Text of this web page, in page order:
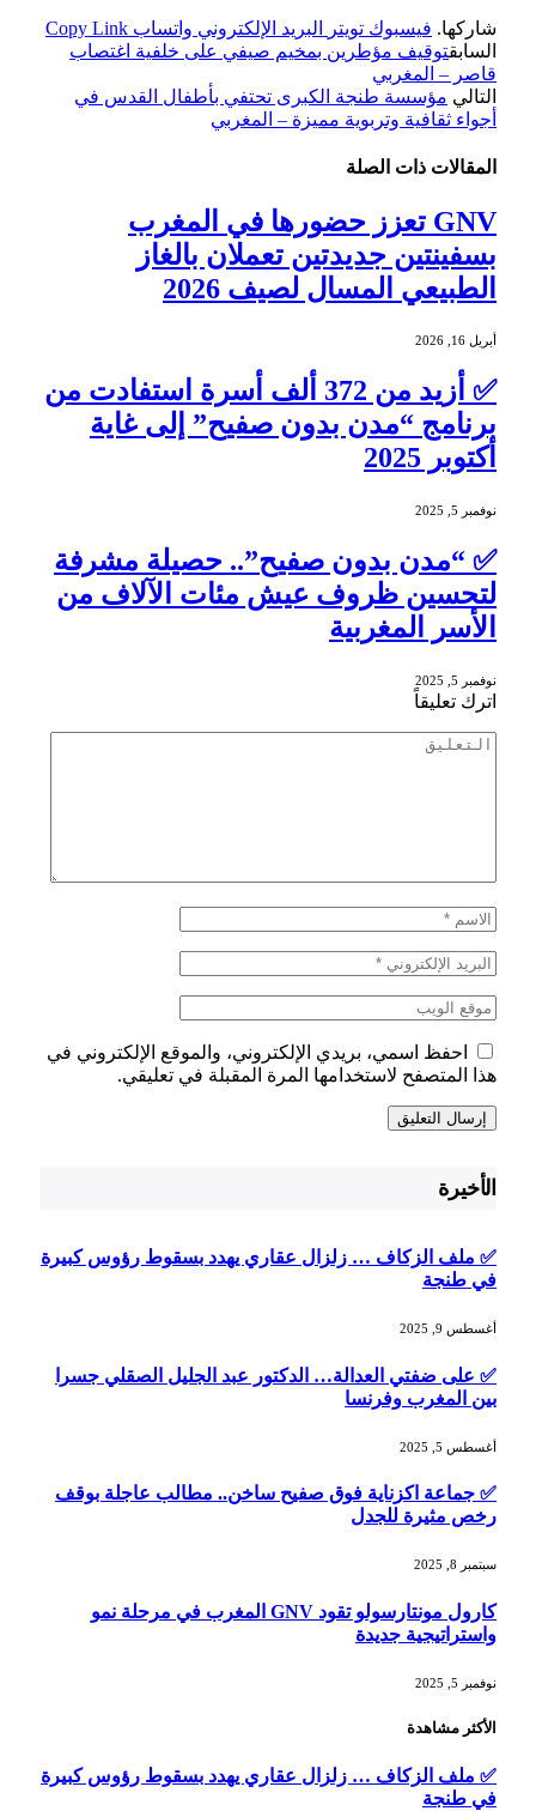
شاركها. فيسبوك تويتر البريد الإلكتروني واتساب Copy Link
السابقتوقيف مؤطرين بمخيم صيفي على خلفية اغتصاب
قاصر – المغربي
التالي مؤسسة طنجة الكبرى تحتفي بأطفال القدس في
أجواء ثقافية وتربوية مميزة – المغربي
المقالات ذات الصلة
GNV تعزز حضورها في المغرب
بسفينتين جديدتين تعملان بالغاز
الطبيعي المسال لصيف 2026
أبريل 16, 2026
✅ أزيد من 372 ألف أسرة استفادت من
برنامج “مدن بدون صفيح” إلى غاية
أكتوبر 2025
نوفمبر 5, 2025
✅ “مدن بدون صفيح”.. حصيلة مشرفة
لتحسين ظروف عيش مئات الآلاف من
الأسر المغربية
نوفمبر 5, 2025
اترك تعليقاً
احفظ اسمي، بريدي الإلكتروني، والموقع الإلكتروني في
هذا المتصفح لاستخدامها المرة المقبلة في تعليقي.
الأخيرة
✅ ملف الزكاف … زلزال عقاري يهدد بسقوط رؤوس كبيرة
في طنجة
أغسطس 9, 2025
✅ على ضفتي العدالة… الدكتور عبد الجليل الصقلي جسرا
بين المغرب وفرنسا
أغسطس 5, 2025
✅ جماعة اكزناية فوق صفيح ساخن.. مطالب عاجلة بوقف
رخص مثيرة للجدل
سبتمبر 8, 2025
كارول مونتارسولو تقود GNV المغرب في مرحلة نمو
واستراتيجية جديدة
نوفمبر 5, 2025
الأكثر مشاهدة
✅ ملف الزكاف … زلزال عقاري يهدد بسقوط رؤوس كبيرة
في طنجة